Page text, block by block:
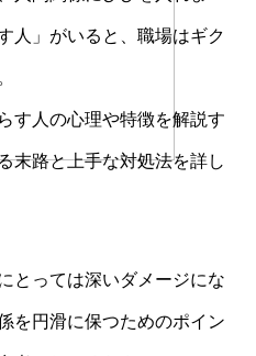
人」がいると、職場はギク
す人の心理や特徴を解説す
末路と上手な対処法を詳し
とっては深いダメージにな
を円滑に保つためのポイン